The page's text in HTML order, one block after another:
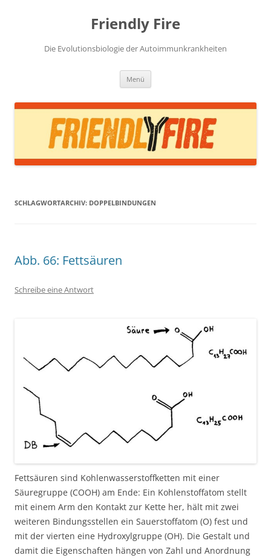
Friendly Fire
Die Evolutionsbiologie der Autoimmunkrankheiten
Menü
SCHLAGWORTARCHIV: DOPPELBINDUNGEN
Abb. 66: Fettsäuren
Schreibe eine Antwort
Fettsäuren sind Kohlenwasserstoffketten mit einer
Säuregruppe (COOH) am Ende: Ein Kohlenstoffatom stellt
mit einem Arm den Kontakt zur Kette her, hält mit zwei
weiteren Bindungsstellen ein Sauerstoffatom (O) fest und
mit der vierten eine Hydroxylgruppe (OH). Die Gestalt und
damit die Eigenschaften hängen von Zahl und Anordnung